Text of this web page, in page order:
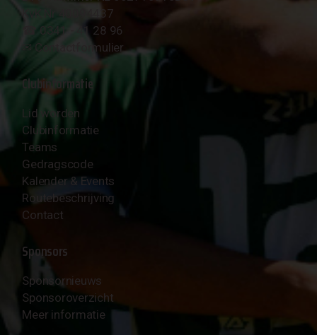
KvK Nr 40094437
☎︎ 0341 - 41 28 96
✉︎ Contactformulier
Clubinformatie
Lid worden
Clubinformatie
Teams
Gedragscode
Kalender & Events
Routebeschrijving
Contact
Sponsors
Sponsornieuws
Sponsoroverzicht
Meer informatie